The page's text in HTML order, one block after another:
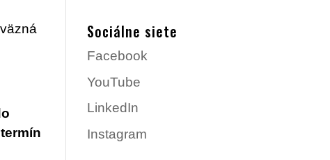
Sociálne siete
Facebook
YouTube
LinkedIn
Instagram